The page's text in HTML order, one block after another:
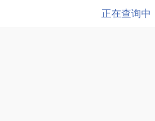
正在查询中